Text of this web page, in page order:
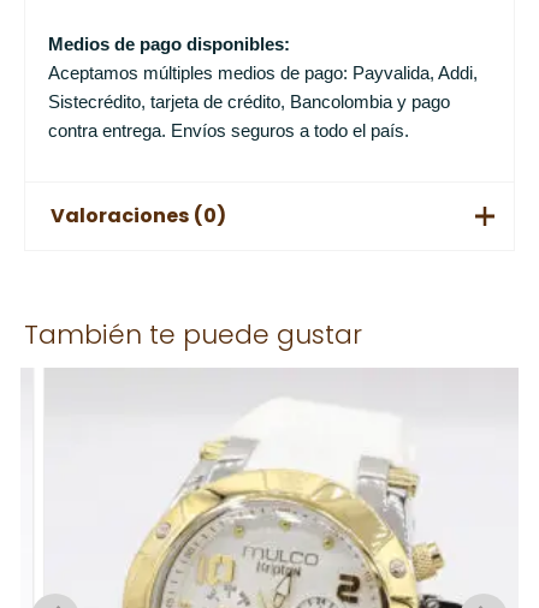
Medios de pago disponibles:
Aceptamos múltiples medios de pago: Payvalida, Addi,
Sistecrédito, tarjeta de crédito, Bancolombia y pago
contra entrega. Envíos seguros a todo el país.
Valoraciones (0)
Solo los usuarios registrados que hayan comprado este
producto pueden hacer una valoración.
También te puede gustar